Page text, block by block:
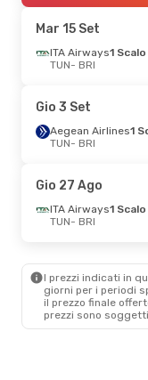
BRI- TUN
Ven 9 Ott- Dom 11
ITA Airways
BRI - TUN
ITA Airways
TUN- BRI
ITA Airways1 Scalo
BRI- TUN
Mar 15 Set
ITA Airways1 Scalo
TUN- BRI
Gio 3 Set
Aegean Airlines1
TUN- BRI
Gio 27 Ago
ITA Airways1 Scalo
TUN- BRI
I prezzi indicati in
giorni per i periodi
il ​​prezzo finale
prezzi sono